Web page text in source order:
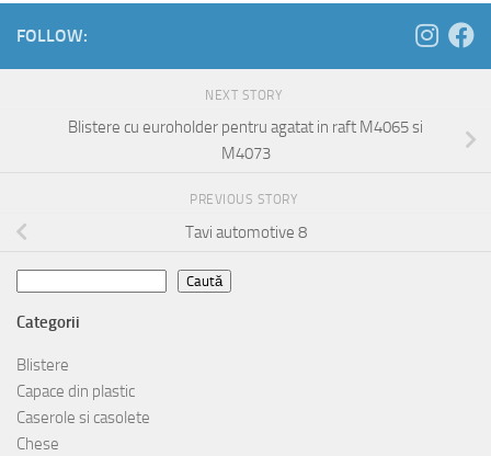
FOLLOW:
NEXT STORY
Blistere cu euroholder pentru agatat in raft M4065 si
M4073
PREVIOUS STORY
Tavi automotive 8
Caută
Categorii
Blistere
Capace din plastic
Caserole si casolete
Chese